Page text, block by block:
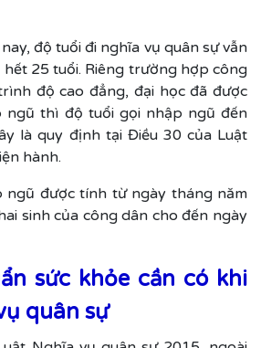
độ tuổi đi nghĩa vụ quân sự vẫn
25 tuổi. Riêng trường hợp công
độ cao đẳng, đại học đã được
ngũ thì độ tuổi gọi nhập ngũ đến
là quy định tại Điều 30 của Luật
hành.
ngũ được tính từ ngày tháng năm
sinh của công dân cho đến ngày
sức khỏe cần có khi
quân sự